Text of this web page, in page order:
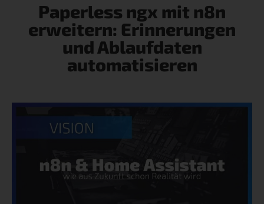
Paperless ngx mit n8n
erweitern: Erinnerungen
und Ablaufdaten
automatisieren